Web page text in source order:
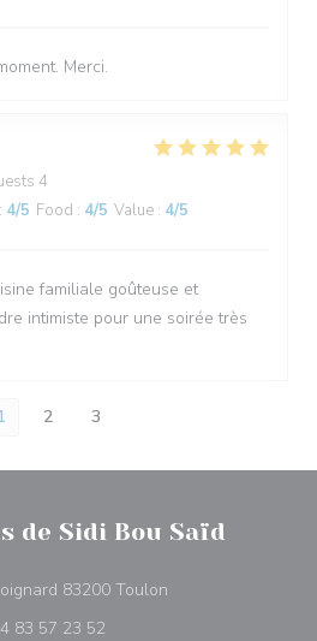
Merci.
4
: 4/5 Food : 4/5 Value : 4/5
familiale goûteuse et
intimiste pour une soirée très
2 3
de Sidi Bou Saïd
83200 Toulon
83 57 23 52